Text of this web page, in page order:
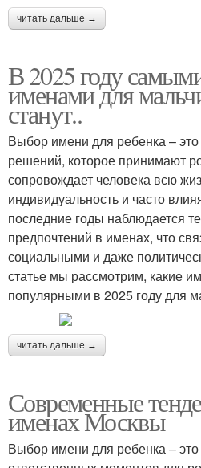
читать дальше →
В 2025 году
именами для
станут..
Выбор имени для ребенка –
решений, которое принимают
сопровождает человека всю
индивидуальность и часто
последние годы наблюдается
предпочтений в именах, что
социальными и даже
статье мы рассмотрим, какие
популярными в 2025 году для
читать дальше →
Современные
именах Москвы
Выбор имени для ребенка –